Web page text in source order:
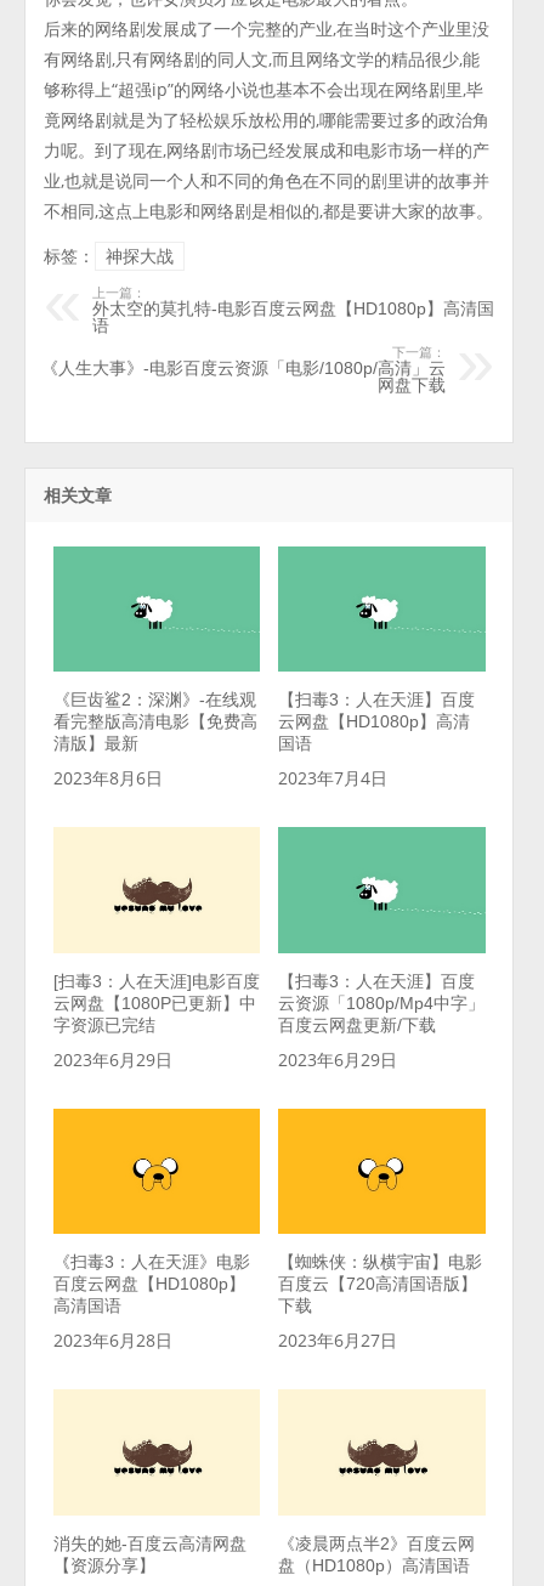
后来的网络剧发展成了一个完整的产业,在当时这个产业里没
有网络剧,只有网络剧的同人文,而且网络文学的精品很少,能
够称得上“超强ip”的网络小说也基本不会出现在网络剧里,毕
竟网络剧就是为了轻松娱乐放松用的,哪能需要过多的政治角
力呢。到了现在,网络剧市场已经发展成和电影市场一样的产
业,也就是说同一个人和不同的角色在不同的剧里讲的故事并
不相同,这点上电影和网络剧是相似的,都是要讲大家的故事。
标签：
神探大战
上一篇：
外太空的莫扎特-电影百度云网盘【HD1080p】高清国
语
下一篇：
《人生大事》-电影百度云资源「电影/1080p/高清」云
网盘下载
相关文章
《巨齿鲨2：深渊》-在线观
看完整版高清电影【免费高
清版】最新
2023年8月6日
【扫毒3：人在天涯】百度
云网盘【HD1080p】高清
国语
2023年7月4日
[扫毒3：人在天涯]电影百度
云网盘【1080P已更新】中
字资源已完结
2023年6月29日
【扫毒3：人在天涯】百度
云资源「1080p/Mp4中字」
百度云网盘更新/下载
2023年6月29日
《扫毒3：人在天涯》电影
百度云网盘【HD1080p】
高清国语
2023年6月28日
【蜘蛛侠：纵横宇宙】电影
百度云【720高清国语版】
下载
2023年6月27日
消失的她-百度云高清网盘
【资源分享】
《凌晨两点半2》百度云网
盘（HD1080p）高清国语